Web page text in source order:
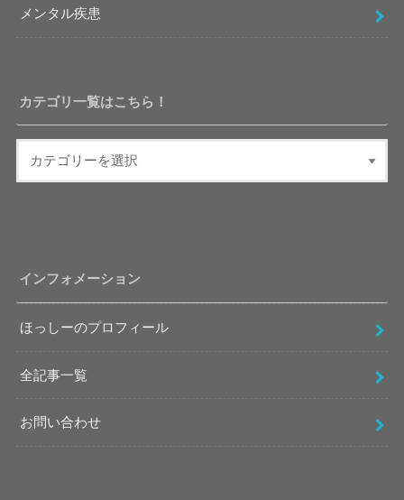
メンタル疾患
カテゴリ一覧はこちら！
インフォメーション
ほっしーのプロフィール
全記事一覧
お問い合わせ